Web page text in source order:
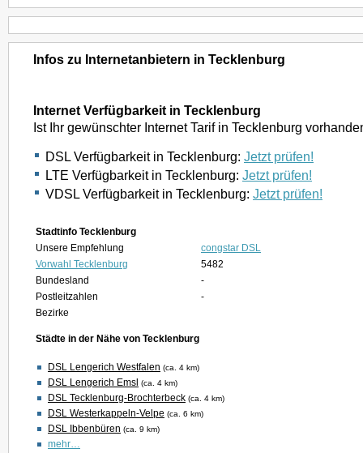
Infos zu Internetanbietern in Tecklenburg
Internet Verfügbarkeit in Tecklenburg
Ist Ihr gewünschter Internet Tarif in Tecklenburg
DSL Verfügbarkeit in Tecklenburg: Jetzt prüfen!
LTE Verfügbarkeit in Tecklenburg: Jetzt prüfen!
VDSL Verfügbarkeit in Tecklenburg: Jetzt prüfen!
Stadtinfo Tecklenburg
Unsere Empfehlung
congstar DSL
Vorwahl Tecklenburg
5482
Bundesland
-
Postleitzahlen
-
Bezirke
Städte in der Nähe von Tecklenburg
DSL Lengerich Westfalen (ca. 4 km)
DSL Lengerich Emsl (ca. 4 km)
DSL Tecklenburg-Brochterbeck (ca. 4 km)
DSL Westerkappeln-Velpe (ca. 6 km)
DSL Ibbenbüren (ca. 9 km)
mehr…